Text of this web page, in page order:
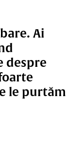
Ai
despre
le purtăm